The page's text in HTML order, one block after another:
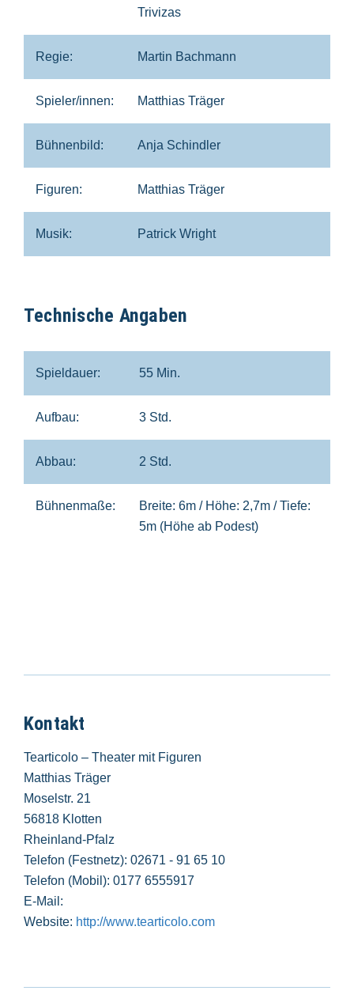
Trivizas
Regie: Martin Bachmann
Spieler/innen: Matthias Träger
Bühnenbild: Anja Schindler
Figuren: Matthias Träger
Musik: Patrick Wright
Technische Angaben
Spieldauer: 55 Min.
Aufbau: 3 Std.
Abbau: 2 Std.
Bühnenmaße:
Breite: 6m / Höhe: 2,7m / Tiefe:
5m (Höhe ab Podest)
Kontakt
Tearticolo – Theater mit Figuren
Matthias Träger
Moselstr. 21
56818 Klotten
Rheinland-Pfalz
Telefon (Festnetz): 02671 - 91 65 10
Telefon (Mobil): 0177 6555917
E-Mail:
Website: http://www.tearticolo.com